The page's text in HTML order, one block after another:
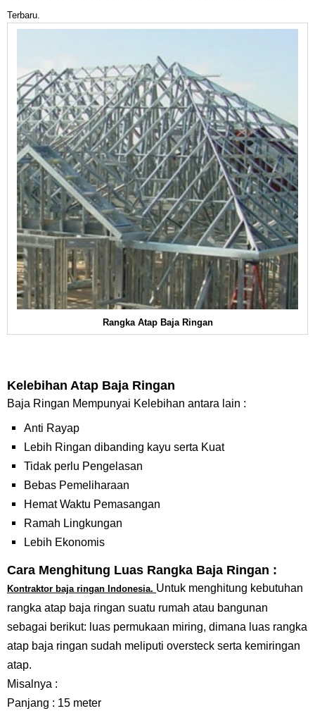
Terbaru.
Rangka Atap Baja Ringan
Kelebihan Atap Baja Ringan
Baja Ringan Mempunyai Kelebihan antara lain :
Anti Rayap
Lebih Ringan dibanding kayu serta Kuat
Tidak perlu Pengelasan
Bebas Pemeliharaan
Hemat Waktu Pemasangan
Ramah Lingkungan
Lebih Ekonomis
Cara Menghitung Luas Rangka Baja Ringan :
Kontraktor baja ringan Indonesia. Untuk menghitung kebutuhan
rangka atap baja ringan suatu rumah atau bangunan
sebagai berikut: luas permukaan miring, dimana luas rangka
atap baja ringan sudah meliputi oversteck serta kemiringan
atap.
Misalnya :
Panjang : 15 meter